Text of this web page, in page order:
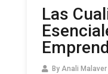
Las
By Anali Malaver